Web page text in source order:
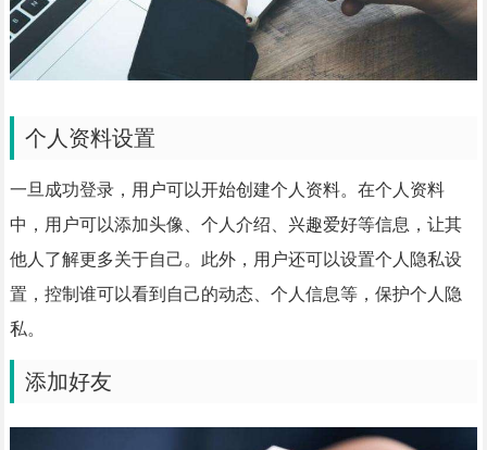
个人资料设置
一旦成功登录，用户可以开始创建个人资料。在个人资料
中，用户可以添加头像、个人介绍、兴趣爱好等信息，让其
他人了解更多关于自己。此外，用户还可以设置个人隐私设
置，控制谁可以看到自己的动态、个人信息等，保护个人隐
私。
添加好友